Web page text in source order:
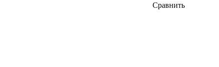
Сравнить